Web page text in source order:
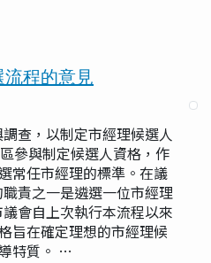
程的意見
查，以制定市經理候選人
參與制定候選人資格，作
常任市經理的標準。在議
責之一是遴選一位市經理
會自上次執行本流程以來
旨在確定理想的市經理候
特質。 …